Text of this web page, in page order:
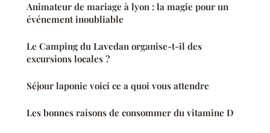
Animateur de mariage à lyon : la magie pour un
événement inoubliable
Le Camping du Lavedan organise-t-il des
excursions locales ?
Séjour laponie voici ce a quoi vous attendre
Les bonnes raisons de consommer du vitamine D